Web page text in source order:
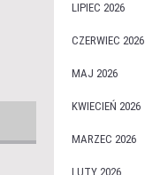
LIPIEC 2026
CZERWIEC 2026
MAJ 2026
KWIECIEŃ 2026
MARZEC 2026
LUTY 2026